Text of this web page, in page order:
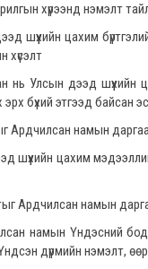
хүрээнд нэмэлт
шүүхийн цахим
хүсэлт
нь Улсын дээд шүүхийн
бүхий этгээд байсан
Ардчилсан намын даргаар
шүүхийн цахим
Ардчилсан намын
намын Үндэсний
дүрмийн нэмэлт,